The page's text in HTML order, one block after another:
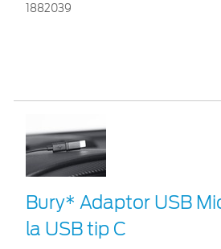
1882039
Bury* Adaptor USB
la USB tip C